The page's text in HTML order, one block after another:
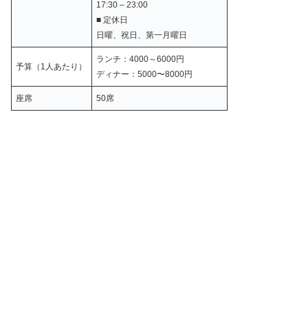
17:30 – 23:00
■ 定休日
日曜、祝日、第一月曜日
予算（1人あたり）
ランチ：4000～6000円
ディナー：5000〜8000円
座席 50席